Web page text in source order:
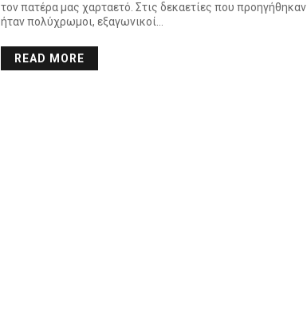
τον πατέρα μας χαρταετό. Στις δεκαετίες που προηγήθηκαν
ήταν πολύχρωμοι, εξαγωνικοί…
READ MORE